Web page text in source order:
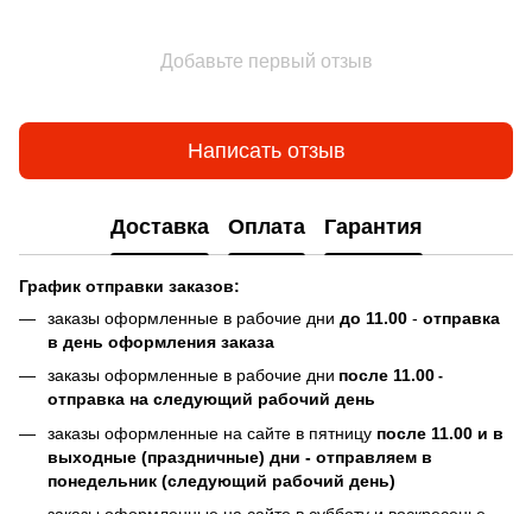
Добавьте первый отзыв
Написать отзыв
Доставка Оплата Гарантия
График отправки заказов:
заказы оформленные в рабочие дни до 11.00 - отправка
в день оформления заказа
заказы оформленные в рабочие дни после 11.00 -
отправка на следующий рабочий день
заказы оформленные на сайте в пятницу после 11.00 и в
выходные (праздничные) дни - отправляем в
понедельник (следующий рабочий день)